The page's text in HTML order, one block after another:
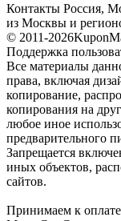
Контакты Россия,
из Москвы и
© 2011-2026
Поддержка
Все материалы
права, включая
копирование,
копирования на
любое иное
предварительного
Запрещается
иных объектов,
сайтов.
Принимаем к оплате